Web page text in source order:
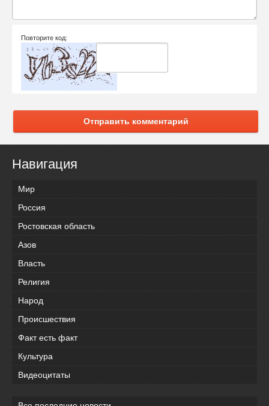
Повторите код:
Отправить комментарий
Навигация
Мир
Россия
Ростовская область
Азов
Власть
Религия
Народ
Происшествия
Факт есть факт
Культура
Видеоцитаты